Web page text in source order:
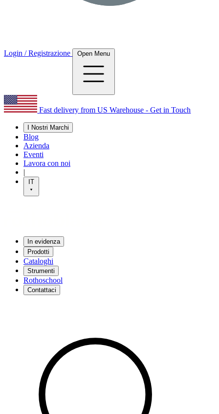
Login / Registrazione Open Menu
Fast delivery from US Warehouse - Get in Touch
I Nostri Marchi
Blog
Azienda
Eventi
Lavora con noi
|
IT
In evidenza
Prodotti
Cataloghi
Strumenti
Rothoschool
Contattaci